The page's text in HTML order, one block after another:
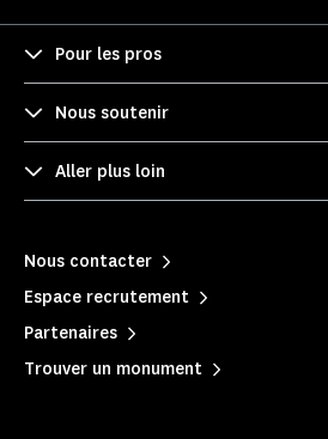
Pour les pros
Nous soutenir
Aller plus loin
Nous contacter
Espace recrutement
Partenaires
Trouver un monument